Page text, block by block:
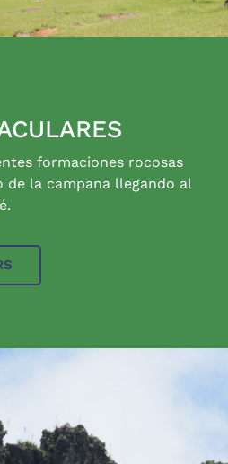
formaciones rocosas
de la campana llegando al